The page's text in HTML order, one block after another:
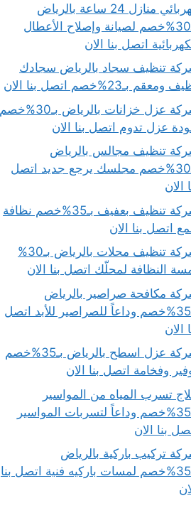
كهربائي منازل 24 ساعة بالرياض
بـ30%خصم لصيانة وإصلاح الأعطال
اتصل بنا الان
تنظيف سجاد بالرياض سجادك
ومعقم بـ23%خصم اتصل بنا الان
شركة عزل خزانات بالرياض بـ30%خصم
عزل تدوم اتصل بنا الان
تنظيف مجالس بالرياض
بـ30%خصم مجلسك يرجع جديد اتصل
الان
شركة تنظيف بعفيف بـ35%خصم نظافة
اتصل بنا الان
شركة تنظيف محلات بالرياض بـ30%
النظافة لمحلّك اتصل بنا الان
مكافحة صراصير بالرياض
بـ35%خصم وداعاً للصراصير للأبد اتصل
الان
شركة عزل اسطح بالرياض بـ35%خصم
وفخامة اتصل بنا الان
تسرب المياه من المواسير
بـ35%خصم وداعاً لتسربات المواسير
بنا الان
تركيب باركية بالرياض
بـ35%خصم لمسات باركيه فنية اتصل بنا